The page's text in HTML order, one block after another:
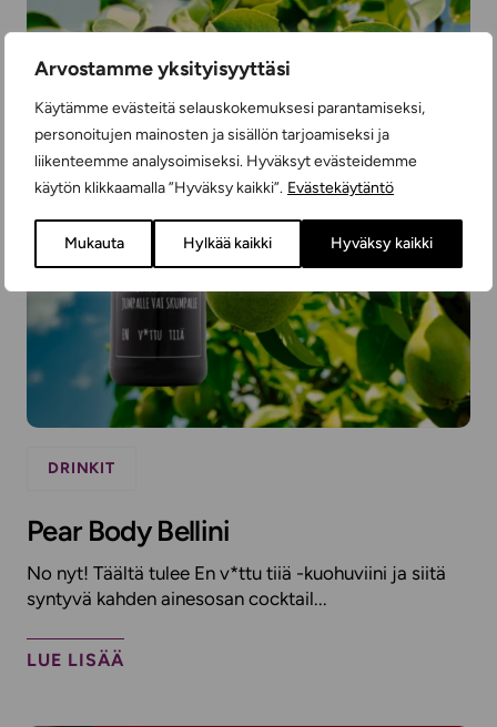
Arvostamme yksityisyyttäsi
Käytämme evästeitä selauskokemuksesi parantamiseksi,
personoitujen mainosten ja sisällön tarjoamiseksi ja
liikenteemme analysoimiseksi. Hyväksyt evästeidemme
käytön klikkaamalla ”Hyväksy kaikki”. Evästekäytäntö
Mukauta Hylkää kaikki Hyväksy kaikki
DRINKIT
Pear Body Bellini
No nyt! Täältä tulee En v*ttu tiiä -kuohuviini ja siitä
syntyvä kahden ainesosan cocktail...
LUE LISÄÄ